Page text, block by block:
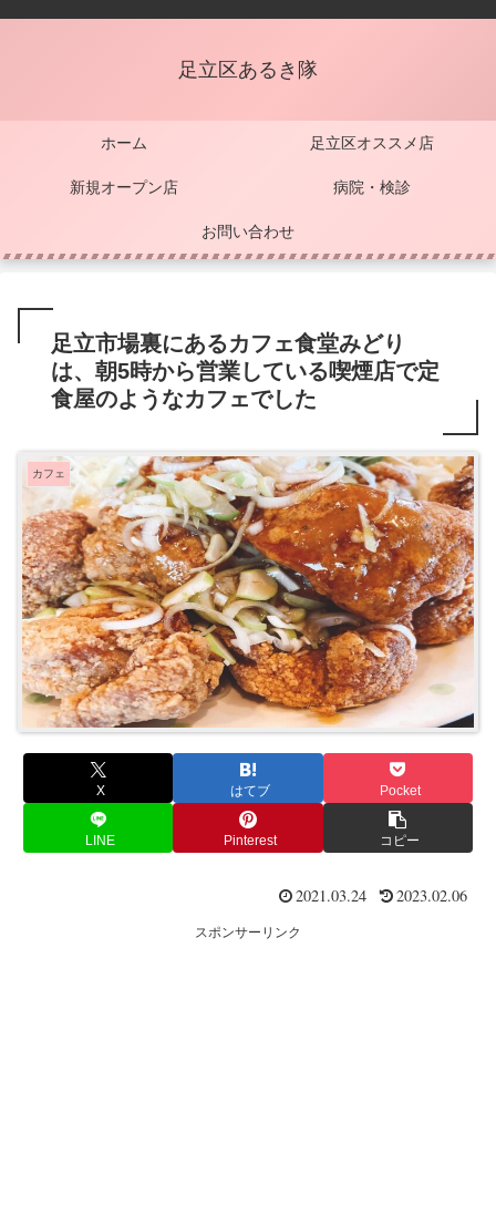
足立区あるき隊
ホーム 足立区オススメ店
新規オープン店 病院・検診
お問い合わせ
足立市場裏にあるカフェ食堂みどり
は、朝5時から営業している喫煙店で定
食屋のようなカフェでした
カフェ
X はてブ Pocket
LINE Pinterest コピー
2021.03.24 2023.02.06
スポンサーリンク